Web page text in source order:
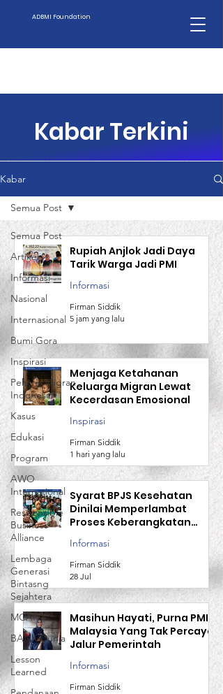
ADBMI Foundation
Kabar Terkini
Kabar
Semua Post
Artikel
Informasi
Nasional
Internasional
Bumi Gora
Inspirasi
Pekerja Migran
Indonesia
Kasus
Edukasi
Program
AWO
International
Responsible
Business
Alliance
Lembaga
Generasi
Bintasng
Sejahtera
MCAI
BANK Dunia
Lesson
Learned
Semua Post
Rupiah Anjlok Jadi Daya
Tarik Warga Jadi PMI
Informasi
Firman Siddik
5 jam yang lalu
Menjaga Ketahanan
Keluarga Migran Lewat
Kecerdasan Emosional
Inspirasi
Firman Siddik
1 hari yang lalu
Syarat BPJS Kesehatan
Dinilai Memperlambat
Proses Keberangkatan
Calon TKI
Informasi
Firman Siddik
28 Jul
Masihun Hayati, Purna PMI
Malaysia Yang Tak Percaya
Jalur Pemerintah
Informasi
Firman Siddik